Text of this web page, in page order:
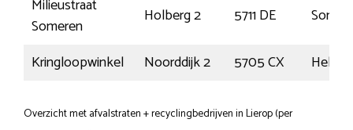
Milieustraat
Someren
Holberg 2 5711 DE
Kringloopwinkel
Noorddijk 2 5705 CX
Overzicht met afvalstraten + recyclingbedrijven in Lierop (per